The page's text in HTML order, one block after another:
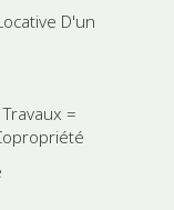
D'un
=